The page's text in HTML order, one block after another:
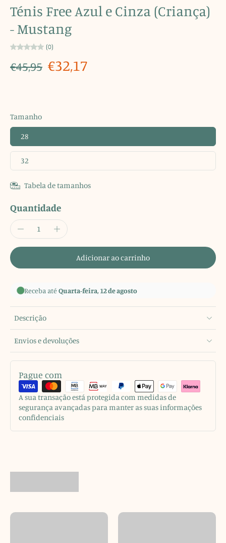
Ténis Free Azul e Cinza (Criança)
- Mustang
(0)
€45,95 €32,17
Tamanho
28
32
Tabela de tamanhos
Quantidade
Adicionar ao carrinho
Receba atéQuarta-feira, 12 de agosto
Descrição
Envios e devoluções
Pague com
A sua transação está protegida com medidas de
segurança avançadas para manter as suas informações
confidenciais